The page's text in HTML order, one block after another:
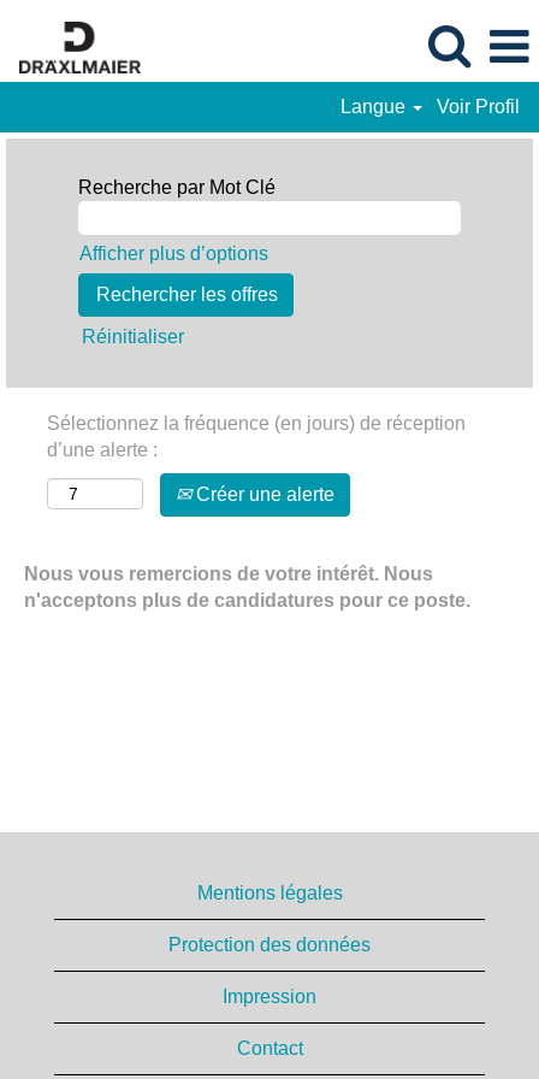
Langue Voir Profil
Recherche par Mot Clé
Afficher plus d’options
Réinitialiser
Sélectionnez la fréquence (en jours) de réception
d’une alerte :
Créer une alerte
Nous vous remercions de votre intérêt. Nous
n'acceptons plus de candidatures pour ce poste.
Mentions légales
Protection des données
Impression
Contact